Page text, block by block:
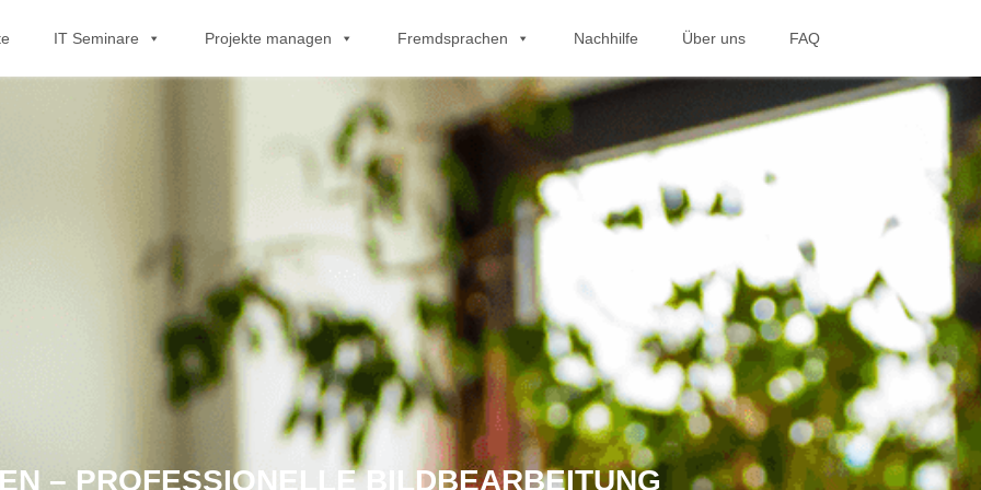
IT Seminare Projekte managen Fremdsprachen Nachhilfe Über uns FAQ
– PROFESSIONELLE BILDBEARBEITUNG